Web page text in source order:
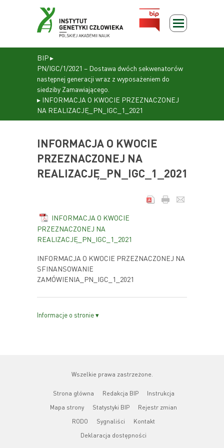
BIP▸
PN/IGC/1/2021 – Dostawa dwóch sekwenatorów
następnej generacji wraz z wyposażeniem do
siedziby Zamawiającego.
▸ INFORMACJA O KWOCIE PRZEZNACZONEJ
NA REALIZACJĘ_PN_IGC_1_2021
INFORMACJA O KWOCIE
PRZEZNACZONEJ NA
REALIZACJĘ_PN_IGC_1_2021
INFORMACJA O KWOCIE
PRZEZNACZONEJ NA
REALIZACJĘ_PN_IGC_1_2021
INFORMACJA O KWOCIE PRZEZNACZONEJ NA
SFINANSOWANIE
ZAMÓWIENIA_PN_IGC_1_2021
Informacje o stronie ▾
Wszelkie prawa zastrzeżone.
Strona główna Redakcja BIP
Instrukcja
Mapa strony
Statystyki BIP
Rejestr zmian
RODO
Sygnaliści
Kontakt
Deklaracja dostępności